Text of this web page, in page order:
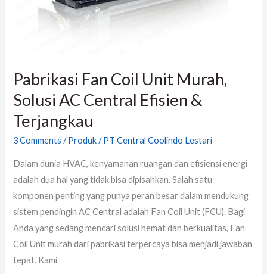
Pabrikasi Fan Coil Unit Murah,
Solusi AC Central Efisien &
Terjangkau
3 Comments /Produk/PT Central Coolindo Lestari
Dalam dunia HVAC, kenyamanan ruangan dan efisiensi energi
adalah dua hal yang tidak bisa dipisahkan. Salah satu
komponen penting yang punya peran besar dalam mendukung
sistem pendingin AC Central adalah Fan Coil Unit (FCU). Bagi
Anda yang sedang mencari solusi hemat dan berkualitas, Fan
Coil Unit murah dari pabrikasi terpercaya bisa menjadi jawaban
tepat. Kami